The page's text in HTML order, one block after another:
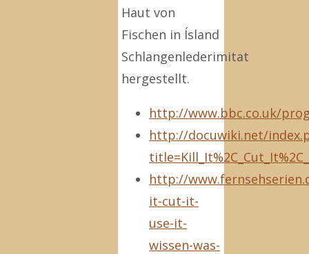
Haut von
Fischen in Ísland
Schlangenlederimitat
hergestellt.
http://www.bbc.co.uk/
http://docuwiki.net/
http://
it-cut-it-
use-it-
wissen-was-